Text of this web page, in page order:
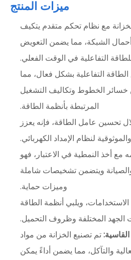
ميزات المنتج
مع نظام تحكم متقدم يتكيف
أحمال الشبكة، مما يضمن التعويض
التفاعلية في الوقت الفعلي.
التفاعلية بشكل فعال، مما
الخطوط وتكاليف التشغيل
المرتبطة بأنظمة الطاقة.
تحسين عامل الطاقة، فإنه يعزز
لنظام الإمداد الكهربائي.
مع أخذ النمطية في الاعتبار، فهو
ويتضمن تشخيصات شاملة
وميزات حماية.
ويلبي أنظمة الطاقة
الجهد المختلفة وظروف التحميل.
تم تصنيع الخزانة من مواد
والتآكل، مما يضمن أداءً يمكن